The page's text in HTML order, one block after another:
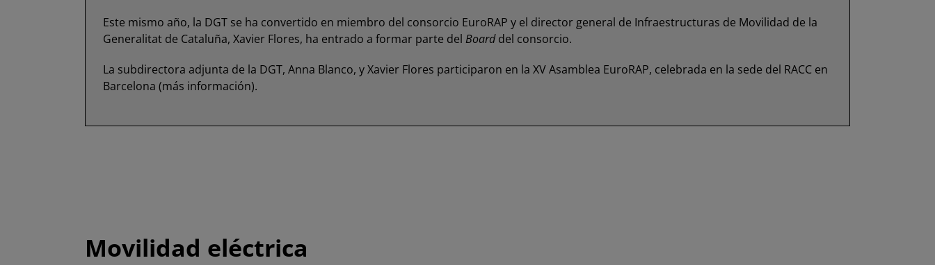
Este mismo año, la DGT se ha convertido en miembro del consorcio EuroRAP y el director general de Infraestructuras de Movilidad de la
Generalitat de Cataluña, Xavier Flores, ha entrado a formar parte del Boarddel consorcio.
La subdirectora adjunta de la DGT, Anna Blanco, y Xavier Flores participaron en la XV Asamblea EuroRAP, celebrada en la sede del RACC en
Barcelona (más información).
Movilidad eléctrica